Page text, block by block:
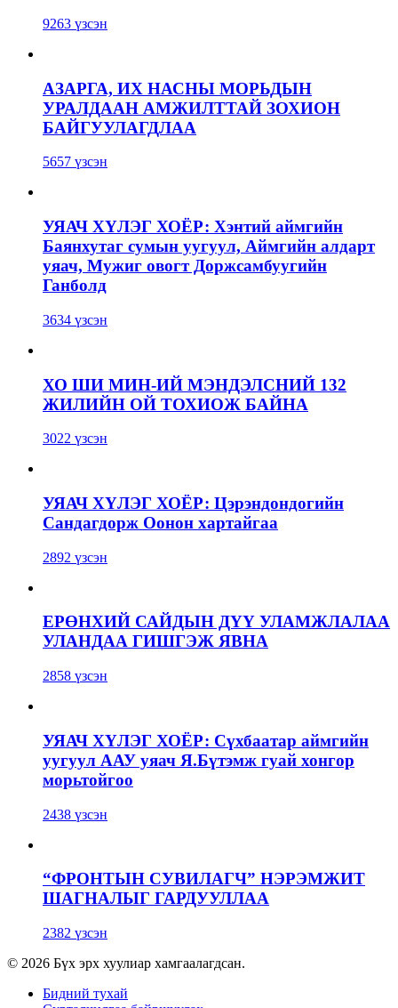
9263 үзсэн
АЗАРГА, ИХ НАСНЫ МОРЬДЫН
УРАЛДААН АМЖИЛТТАЙ ЗОХИОН
БАЙГУУЛАГДЛАА
5657 үзсэн
УЯАЧ ХҮЛЭГ ХОЁР: Хэнтий аймгийн
Баянхутаг сумын уугуул, Аймгийн алдарт
уяач, Мужиг овогт Доржсамбуугийн
Ганболд
3634 үзсэн
ХО ШИ МИН-ИЙ МЭНДЭЛСНИЙ 132
ЖИЛИЙН ОЙ ТОХИОЖ БАЙНА
3022 үзсэн
УЯАЧ ХҮЛЭГ ХОЁР: Цэрэндондогийн
Сандагдорж Оонон хартайгаа
2892 үзсэн
ЕРӨНХИЙ САЙДЫН ДҮҮ УЛАМЖЛАЛАА
УЛАНДАА ГИШГЭЖ ЯВНА
2858 үзсэн
УЯАЧ ХҮЛЭГ ХОЁР: Сүхбаатар аймгийн
уугуул ААУ уяач Я.Бүтэмж гуай хонгор
морьтойгоо
2438 үзсэн
“ФРОНТЫН СУВИЛАГЧ” НЭРЭМЖИТ
ШАГНАЛЫГ ГАРДУУЛЛАА
2382 үзсэн
© 2026 Бүх эрх хуулиар хамгаалагдсан.
Бидний тухай